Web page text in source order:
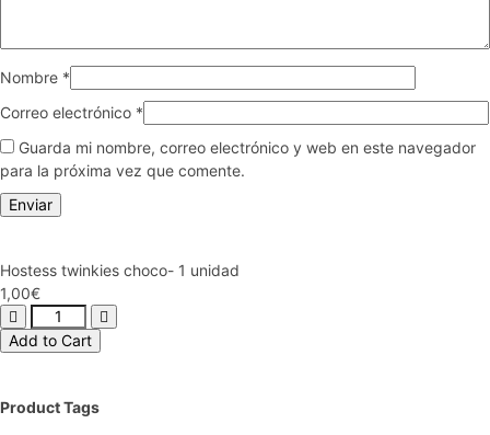
Nombre *
Correo electrónico *
Guarda mi nombre, correo electrónico y web en este navegador
para la próxima vez que comente.
Hostess twinkies choco- 1 unidad
1,00€
Add to Cart
Product Tags